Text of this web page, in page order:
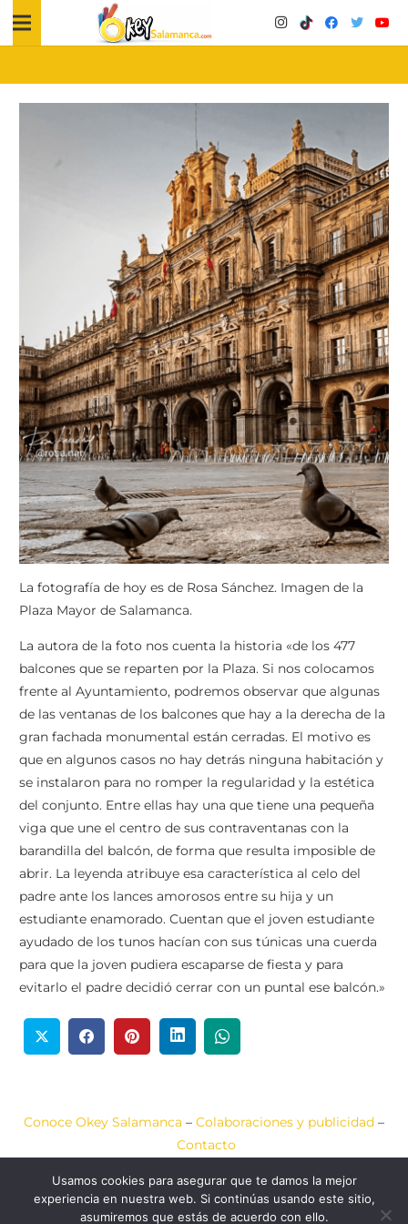
La fotografía de hoy es de Rosa Sánchez. Imagen de la
Plaza Mayor de Salamanca.
La autora de la foto nos cuenta la historia «de los 477
balcones que se reparten por la Plaza. Si nos colocamos
frente al Ayuntamiento, podremos observar que algunas
de las ventanas de los balcones que hay a la derecha de la
gran fachada monumental están cerradas. El motivo es
que en algunos casos no hay detrás ninguna habitación y
se instalaron para no romper la regularidad y la estética
del conjunto. Entre ellas hay una que tiene una pequeña
viga que une el centro de sus contraventanas con la
barandilla del balcón, de forma que resulta imposible de
abrir. La leyenda atribuye esa característica al celo del
padre ante los lances amorosos entre su hija y un
estudiante enamorado. Cuentan que el joven estudiante
ayudado de los tunos hacían con sus túnicas una cuerda
para que la joven pudiera escaparse de fiesta y para
evitarlo el padre decidió cerrar con un puntal ese balcón.»
Conoce Okey Salamanca – Colaboraciones y publicidad –
Contacto
Aviso Legal –Política de Cookies–Política de Privacidad
2020-2026 © Okey
Web diseñada por
Usamos cookies para asegurar que te damos la mejor
experiencia en nuestra web. Si continúas usando este sitio,
asumiremos que estás de acuerdo con ello.